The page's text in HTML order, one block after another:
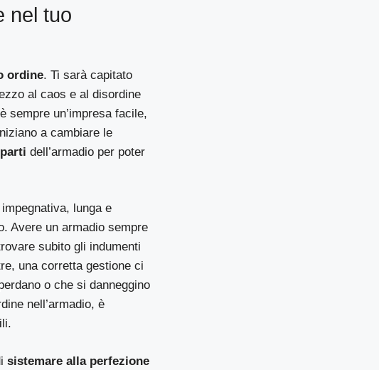
nel tuo
ordine. Ti sarà capitato
al caos e al disordine
sempre un’impresa facile,
a cambiare le
dell’armadio per poter
lunga e
Avere un armadio sempre
subito gli indumenti
una corretta gestione ci
o che si danneggino
nell’armadio, è
sistemare alla perfezione